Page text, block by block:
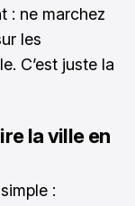
: ne marchez
les
C’est juste la
la ville en
: